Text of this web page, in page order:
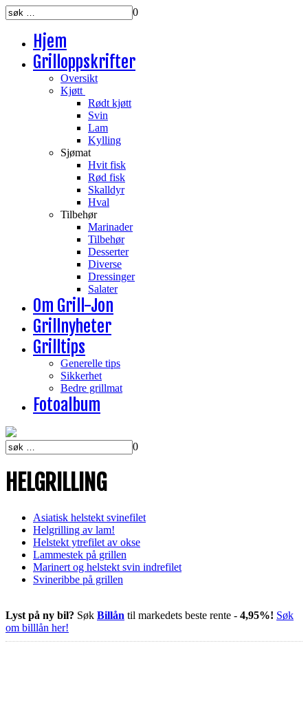
0
Hjem
Grilloppskrifter
Oversikt
Kjøtt
Rødt kjøtt
Svin
Lam
Kylling
Sjømat
Hvit fisk
Rød fisk
Skalldyr
Hval
Tilbehør
Marinader
Tilbehør
Desserter
Diverse
Dressinger
Salater
Om Grill-Jon
Grillnyheter
Grilltips
Generelle tips
Sikkerhet
Bedre grillmat
Fotoalbum
0
HELGRILLING
Asiatisk helstekt svinefilet
Helgrilling av lam!
Helstekt ytrefilet av okse
Lammestek på grillen
Marinert og helstekt svin indrefilet
Svineribbe på grillen
Lyst på ny bil? Søk Billån til markedets beste rente - 4,95%! Søk
om billlån her!